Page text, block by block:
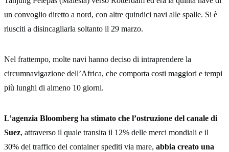
un convoglio diretto a nord, con altre quindici navi alle spalle. Si è
riusciti a disincagliarla soltanto il 29 marzo.
Nel frattempo, molte navi hanno deciso di intraprendere la
circumnavigazione dell’Africa, che comporta costi maggiori e tempi
più lunghi di almeno 10 giorni.
L’agenzia Bloomberg ha stimato che l’ostruzione del canale di
Suez, attraverso il quale transita il 12% delle merci mondiali e il
30% del traffico dei container spediti via mare, abbia creato una